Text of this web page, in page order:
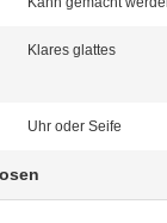
Klares glattes
Uhr oder Seife